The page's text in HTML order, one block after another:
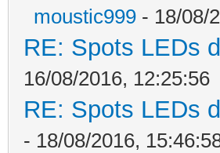
moustic999 - 18/08/
RE: Spots LEDs
16/08/2016, 12:25:56
RE: Spots LEDs
- 18/08/2016,